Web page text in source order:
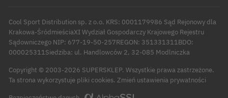
Cool Sport Distribution sp. z o.o. KRS: 0001179986 Sąd Rejonowy dla
Krakowa-ŚródmieściaXI Wydział Gospodarczy Krajowego Rejestru
Sądowniczego NIP: 677-19-50-257REGON: 351331311BDO:
000025311Siedziba: ul. Handlowców 2, 32-085 Modlniczka
Copyright © 2003-2026 SUPERSKLEP. Wszystkie prawa zastrzeżone.
Ta strona wykorzystuje pliki cookies. Zmień ustawienia prywatności